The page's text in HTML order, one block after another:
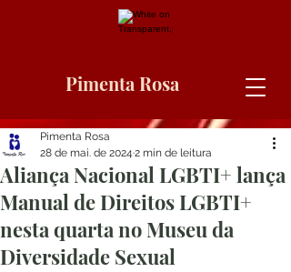
Pimenta Rosa
Aliança Nacional LGBTI+ lança
Manual de Direitos LGBTI+
nesta quarta no Museu da
Diversidade Sexual
Pimenta Rosa
28 de mai. de 2024 2 min de leitura